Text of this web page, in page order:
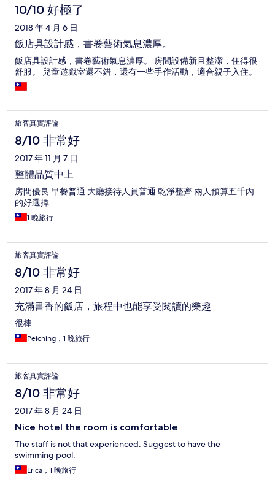
10/10 好極了
2018 年 4 月 6 日
飯店具設計感，書卷藝術氣息濃厚。
飯店具設計感，書卷藝術氣息濃厚。 房間設備新且整潔，住得很
舒服。 兒童遊戲室還不錯，還有一些手作活動，適合親子入住。
旅客真實評論
8/10 非常好
2017 年 11 月 7 日
整體品質中上
房間優良 早餐普通 大廳接待人員普通 乾淨整齊 兩人預算五千內
的好選擇
1 晚旅行
旅客真實評論
8/10 非常好
2017 年 8 月 24 日
充滿書香的飯店，旅程中也能享受閱讀的樂趣
很棒
Peiching，1 晚旅行
旅客真實評論
8/10 非常好
2017 年 8 月 24 日
Nice hotel the room is comfortable
The staff is not that experienced. Suggest to have the
swimming pool.
Erica，1 晚旅行